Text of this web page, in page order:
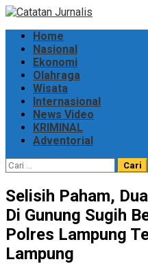
Skip
content
Primary
Menu
Home
Nasional
Ekonomi
Olahraga
Wisata
Internasional
News Video
KRIMINAL
Adventorial
Cari
untuk:
Selisih Paham,
Di Gunung Sugih
Polres Lampung
Lampung